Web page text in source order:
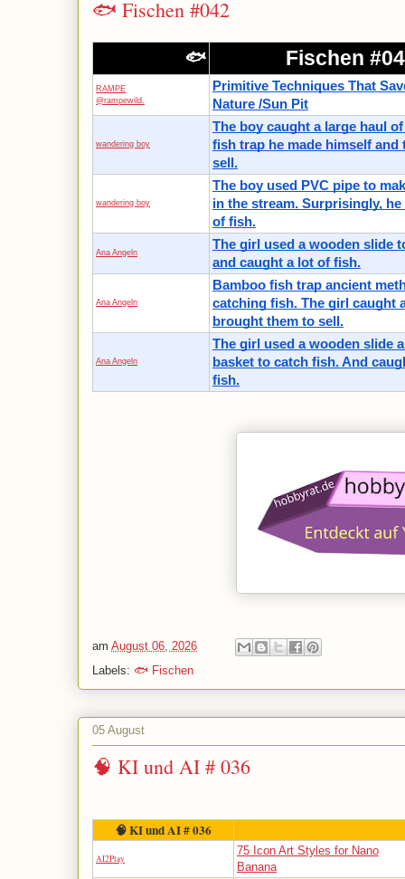
🐟 Fischen #042
🐟 Fischen
RAMPE
@rampewild.
Primitive Techniques That
Nature /Sun Pit
wandering boy
The boy caught a large haul
fish trap he made himself and
sell.
wandering boy
The boy used PVC pipe to
in the stream. Surprisingly,
of fish.
Ana Angeln
The girl used a wooden slide
and caught a lot of fish.
Ana Angeln
Bamboo fish trap ancient
catching fish. The girl caught
brought them to sell.
Ana Angeln
The girl used a wooden slide
basket to catch fish. And
fish.
am August 06, 2026
Labels: 🐟 Fischen
05 August
🧠 KI und AI # 036
🧠 KI und AI # 036
AI2Play
75 Icon Art Styles for Nano
Banana